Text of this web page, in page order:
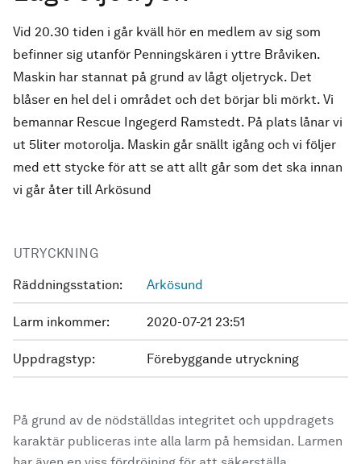
Vid 20.30 tiden i går kväll hör en medlem av sig som
befinner sig utanför Penningskären i yttre Bråviken.
Maskin har stannat på grund av lågt oljetryck. Det
blåser en hel del i området och det börjar bli mörkt. Vi
bemannar Rescue Ingegerd Ramstedt. På plats lånar vi
ut 5liter motorolja. Maskin går snällt igång och vi följer
med ett stycke för att se att allt går som det ska innan
vi går åter till Arkösund
UTRYCKNING
Räddningsstation: Arkösund
Larm inkommer: 2020-07-21 23:51
Uppdragstyp: Förebyggande utryckning
På grund av de nödställdas integritet och uppdragets
karaktär publiceras inte alla larm på hemsidan. Larmen